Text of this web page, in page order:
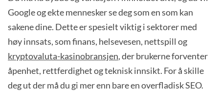
Google og ekte mennesker se deg som en som kan
sakene dine. Dette er spesielt viktig i sektorer med
høy innsats, som finans, helsevesen, nettspill og
kryptovaluta-kasinobransjen, der brukerne forventer
åpenhet, rettferdighet og teknisk innsikt. For å skille
deg ut der må du gi mer enn bare en overfladisk SEO.